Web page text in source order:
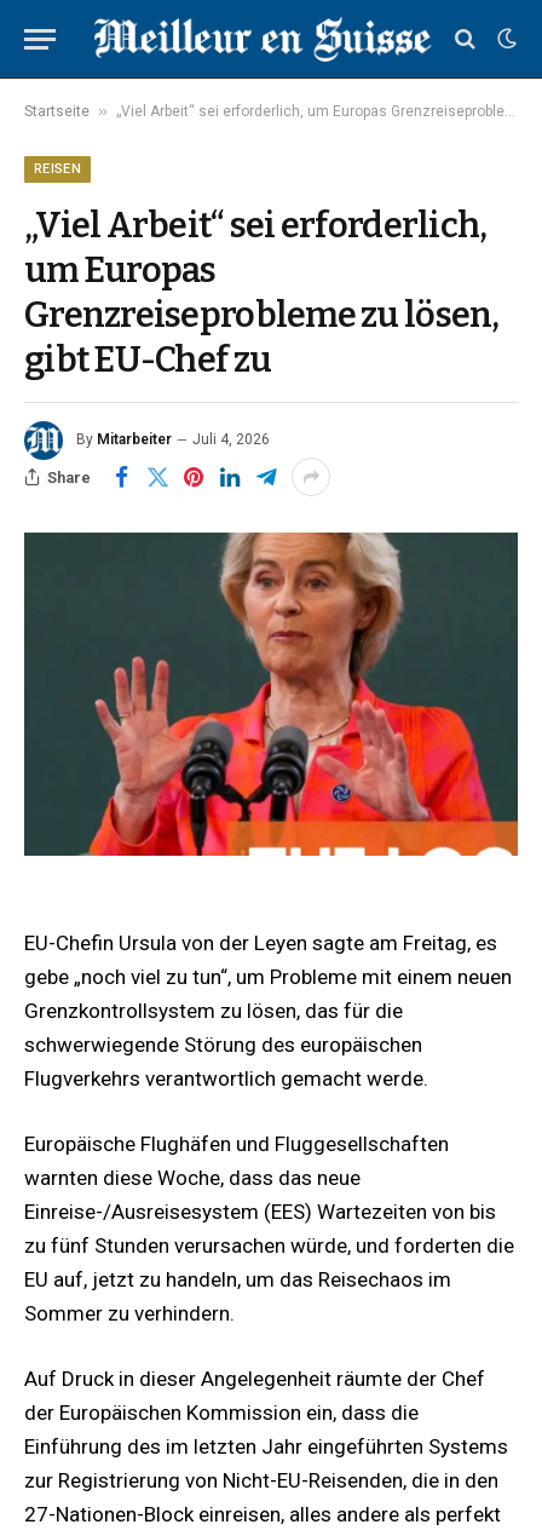
Startseite » „Viel Arbeit“ sei erforderlich, um Europas Grenzreiseprobleme zu lösen, gibt EU-Chef zu
REISEN
„Viel Arbeit“ sei erforderlich,
um Europas
Grenzreiseprobleme zu lösen,
gibt EU-Chef zu
By Mitarbeiter Juli 4, 2026
Share
EU-Chefin Ursula von der Leyen sagte am Freitag, es
gebe „noch viel zu tun“, um Probleme mit einem neuen
Grenzkontrollsystem zu lösen, das für die
schwerwiegende Störung des europäischen
Flugverkehrs verantwortlich gemacht werde.
Europäische Flughäfen und Fluggesellschaften
warnten diese Woche, dass das neue
Einreise-/Ausreisesystem (EES) Wartezeiten von bis
zu fünf Stunden verursachen würde, und forderten die
EU auf, jetzt zu handeln, um das Reisechaos im
Sommer zu verhindern.
Auf Druck in dieser Angelegenheit räumte der Chef
der Europäischen Kommission ein, dass die
Einführung des im letzten Jahr eingeführten Systems
zur Registrierung von Nicht-EU-Reisenden, die in den
27-Nationen-Block einreisen, alles andere als perfekt